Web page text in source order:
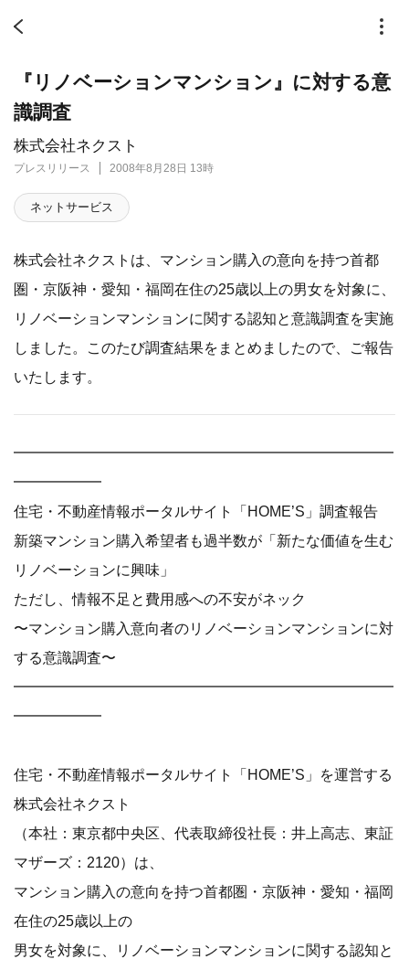
株式会社ネクスト
プレスリリース 2008年8月28日 13時
『リノベーションマンション』に対する意
識調査
ネットサービス
株式会社ネクストは、マンション購入の意向を持つ首都
圏・京阪神・愛知・福岡在住の25歳以上の男女を対象に、
リノベーションマンションに関する認知と意識調査を実施
しました。このたび調査結果をまとめましたので、ご報告
いたします。
━━━━━━━━━━━━━━━━━━━━━━━━━━
━━━━━━
住宅・不動産情報ポータルサイト「HOME’S」調査報告
新築マンション購入希望者も過半数が「新たな価値を生む
リノベーションに興味」
ただし、情報不足と費用感への不安がネック
〜マンション購入意向者のリノベーションマンションに対
する意識調査〜
━━━━━━━━━━━━━━━━━━━━━━━━━━
━━━━━━
住宅・不動産情報ポータルサイト「HOME’S」を運営する
株式会社ネクスト
（本社：東京都中央区、代表取締役社長：井上高志、東証
マザーズ：2120）は、
マンション購入の意向を持つ首都圏・京阪神・愛知・福岡
在住の25歳以上の
男女を対象に、リノベーションマンションに関する認知と